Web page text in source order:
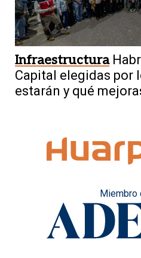
Infraestructura
Capital elegidas por
estarán y qué
Miembro